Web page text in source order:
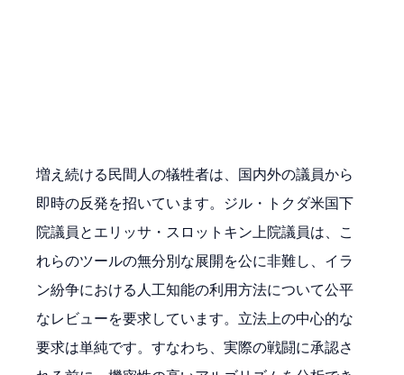
増え続ける民間人の犠牲者は、国内外の議員から
即時の反発を招いています。ジル・トクダ米国下
院議員とエリッサ・スロットキン上院議員は、こ
れらのツールの無分別な展開を公に非難し、イラ
ン紛争における人工知能の利用方法について公平
なレビューを要求しています。立法上の中心的な
要求は単純です。すなわち、実際の戦闘に承認さ